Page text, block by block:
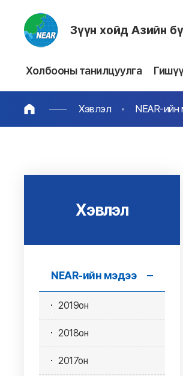
Зүүн хойд Азийн
Холбооны танилцуулга
Хэвлэл NEAR-ийн
Хэвлэл
NEAR-ийн мэдээ
2019он
2018он
2017он